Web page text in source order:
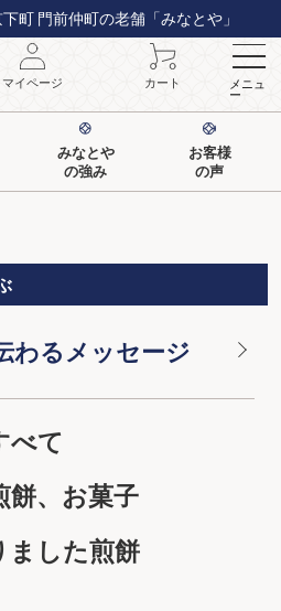
町 門前仲町の老舗「みなとや」
マイページ カート メニュ
ー
みなとや
の強み
お客様
の声
わるメッセージ
べて
餅、お菓子
ました煎餅